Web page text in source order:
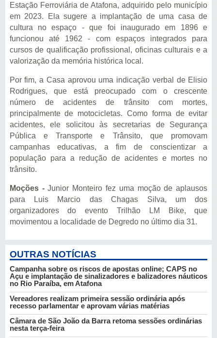
Estação Ferroviária de Atafona, adquirido pelo município
em 2023. Ela sugere a implantação de uma casa de
cultura no espaço - que foi inaugurado em 1896 e
funcionou até 1962 - com espaços integrados para
cursos de qualificação profissional, oficinas culturais e a
valorização da memória histórica local.
Por fim, a Casa aprovou uma indicação verbal de Elisio
Rodrigues, que está preocupado com o crescente
número de acidentes de trânsito com mortes,
principalmente de motocicletas. Como forma de evitar
acidentes, ele solicitou às secretarias de Segurança
Pública e Transporte e Trânsito, que promovam
campanhas educativas, a fim de conscientizar a
população para a redução de acidentes e mortes no
trânsito.
Moções -Junior Monteiro fez uma moção de aplausos
para Luis Marcio das Chagas Silva, um dos
organizadores do evento Trilhão LM Bike, que
movimentou a localidade de Degredo no último dia 31.
OUTRAS NOTÍCIAS
Campanha sobre os riscos de apostas online; CAPS no
Açu e implantação de sinalizadores e balizadores náuticos
no Rio Paraíba, em Atafona
Vereadores realizam primeira sessão ordinária após
recesso parlamentar e aprovam várias matérias
Câmara de São João da Barra retoma sessões ordinárias
nesta terça-feira